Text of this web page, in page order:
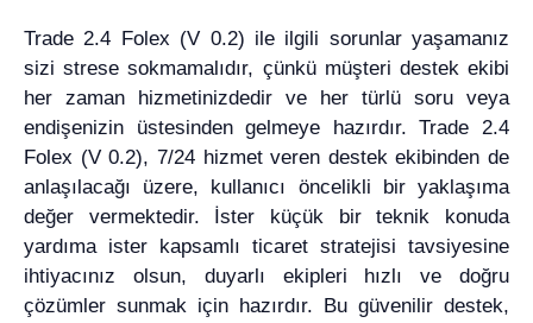
Trade 2.4 Folex (V 0.2) ile ilgili sorunlar yaşamanız
sizi strese sokmamalıdır, çünkü müşteri destek ekibi
her zaman hizmetinizdedir ve her türlü soru veya
endişenizin üstesinden gelmeye hazırdır. Trade 2.4
Folex (V 0.2), 7/24 hizmet veren destek ekibinden de
anlaşılacağı üzere, kullanıcı öncelikli bir yaklaşıma
değer vermektedir. İster küçük bir teknik konuda
yardıma ister kapsamlı ticaret stratejisi tavsiyesine
ihtiyacınız olsun, duyarlı ekipleri hızlı ve doğru
çözümler sunmak için hazırdır. Bu güvenilir destek,